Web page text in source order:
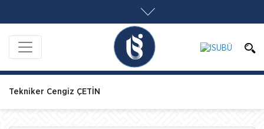
Tekniker Cengiz ÇETİN